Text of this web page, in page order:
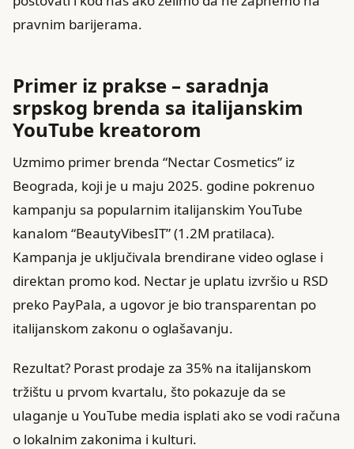
pravnim barijerama.
Primer iz prakse – saradnja
srpskog brenda sa italijanskim
YouTube kreatorom
Uzmimo primer brenda “Nectar Cosmetics” iz
Beograda, koji je u maju 2025. godine pokrenuo
kampanju sa popularnim italijanskim YouTube
kanalom “BeautyVibesIT” (1.2M pratilaca).
Kampanja je uključivala brendirane video oglase i
direktan promo kod. Nectar je uplatu izvršio u RSD
preko PayPala, a ugovor je bio transparentan po
italijanskom zakonu o oglašavanju.
Rezultat? Porast prodaje za 35% na italijanskom
tržištu u prvom kvartalu, što pokazuje da se
ulaganje u YouTube media isplati ako se vodi računa
o lokalnim zakonima i kulturi.